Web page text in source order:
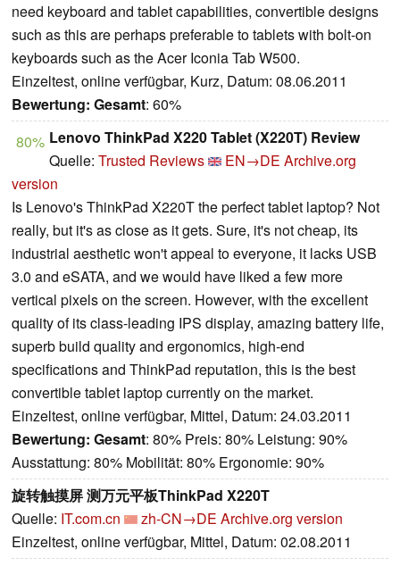
need keyboard and tablet capabilities, convertible designs
such as this are perhaps preferable to tablets with bolt-on
keyboards such as the Acer Iconia Tab W500.
Einzeltest, online verfügbar, Kurz, Datum: 08.06.2011
Bewertung: Gesamt: 60%
80% Lenovo ThinkPad X220 Tablet (X220T) Review
Quelle: Trusted Reviews EN→DE Archive.org
version
Is Lenovo's ThinkPad X220T the perfect tablet laptop? Not
really, but it's as close as it gets. Sure, it's not cheap, its
industrial aesthetic won't appeal to everyone, it lacks USB
3.0 and eSATA, and we would have liked a few more
vertical pixels on the screen. However, with the excellent
quality of its class-leading IPS display, amazing battery life,
superb build quality and ergonomics, high-end
specifications and ThinkPad reputation, this is the best
convertible tablet laptop currently on the market.
Einzeltest, online verfügbar, Mittel, Datum: 24.03.2011
Bewertung: Gesamt: 80% Preis: 80% Leistung: 90%
Ausstattung: 80% Mobilität: 80% Ergonomie: 90%
旋转触摸屏 测万元平板ThinkPad X220T
Quelle: IT.com.cn zh-CN→DE Archive.org version
Einzeltest, online verfügbar, Mittel, Datum: 02.08.2011